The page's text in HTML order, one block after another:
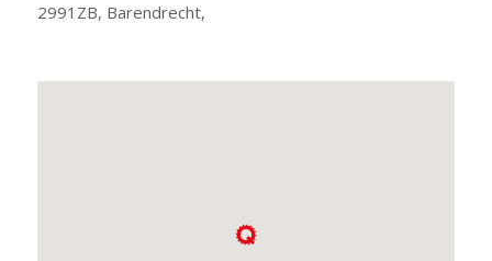
2991ZB, Barendrecht,